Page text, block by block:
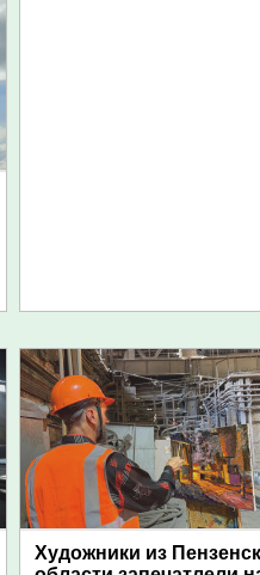
Художники из